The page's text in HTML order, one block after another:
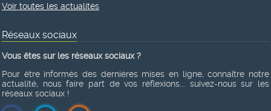
Voir toutes les actualités
Réseaux sociaux
Vous êtes sur les réseaux sociaux ?
Pour être informés des dernières mises en ligne, connaître notre
actualité, nous faire part de vos réflexions... suivez-nous sur les
réseaux sociaux !